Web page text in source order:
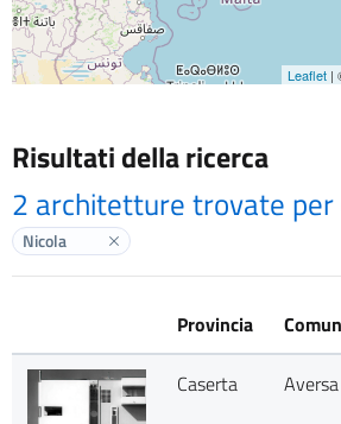
Leaflet |
Risultati della ricerca
2 architetture trovate per
Nicola Elimina label
Provincia
Caserta Aversa